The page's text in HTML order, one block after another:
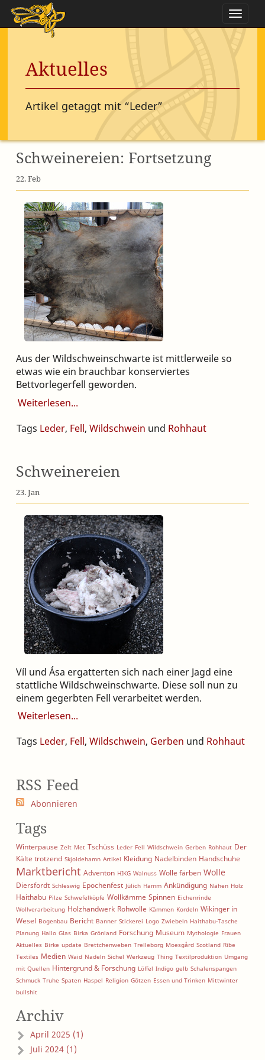
Aktuelles
Artikel getaggt mit “Leder”
Schweinereien: Fortsetzung
22. Feb
Aus der Wildschweinschwarte ist mittlerweile so
etwas wie ein brauchbar konserviertes
Bettvorlegerfell geworden.
Weiterlesen
Tags Leder, Fell, Wildschwein und Rohhaut
Schweinereien
23. Jan
Víl und Ása ergatterten sich nach einer Jagd eine
stattliche Wildschweinschwarte. Diese soll nun zu
einem gegerbten Fell verarbeitet werden.
Weiterlesen
Tags Leder, Fell, Wildschwein, Gerben und Rohhaut
RSS Feed
Abonnieren
Tags
Winterpause Zelt Met Tschüss Leder Fell Wildschwein Gerben Rohhaut Der
Kälte trotzend Skjoldehamn Artikel Kleidung Nadelbinden Handschuhe
Marktbericht Adventon HIKG Walnuss Wolle färben Wolle
Diersfordt Schleswig Epochenfest Jülich Hamm Ankündigung Nähen Holz
Haithabu Pilze Schwefelköpfe Wollkämme Spinnen Eichenrinde
Wollverarbeitung Holzhandwerk Rohwolle Kämmen Kordeln Wikinger in
Wesel Bogenbau Bericht Banner Stickerei Logo Zwiebeln Haithabu-Tasche
Planung Hallo Glas Birka Grönland Forschung Museum Mythologie Frauen
Aktuelles Birke update Brettchenweben Trelleborg Moesgård Scotland Ribe
Textiles Medien Waid Nadeln Sichel Werkzeug Thing Textilproduktion Umgang
mit Quellen Hintergrund & Forschung Löffel Indigo gelb Schalenspangen
Schmuck Truhe Spaten Haspel Religion Götzen Essen und Trinken Mittwinter
bullshit
Archiv
April 2025 (1)
Juli 2024 (1)